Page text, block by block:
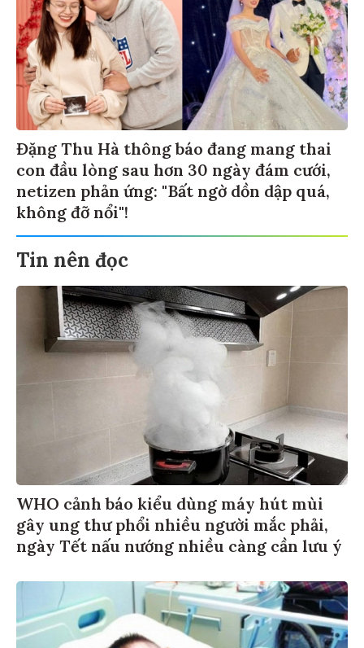
Đặng Thu Hà thông báo đang mang thai
con đầu lòng sau hơn 30 ngày đám cưới,
netizen phản ứng: "Bất ngờ dồn dập quá,
không đỡ nổi"!
Tin nên đọc
WHO cảnh báo kiểu dùng máy hút mùi
gây ung thư phổi nhiều người mắc phải,
ngày Tết nấu nướng nhiều càng cần lưu ý